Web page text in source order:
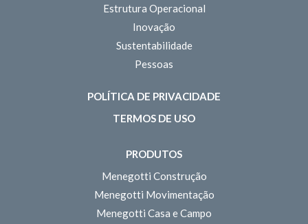
Estrutura Operacional
Inovação
Sustentabilidade
Pessoas
POLÍTICA DE PRIVACIDADE
TERMOS DE USO
PRODUTOS
Menegotti Construção
Menegotti Movimentação
Menegotti Casa e Campo